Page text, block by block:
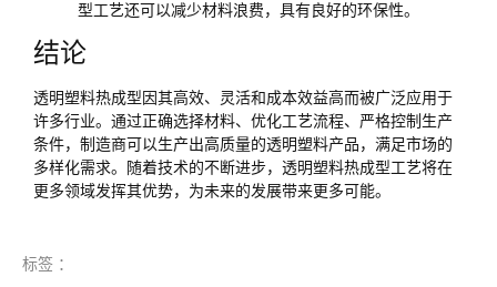
型工艺还可以减少材料浪费，具有良好的环保性。
结论
透明塑料热成型因其高效、灵活和成本效益高而被广泛应用于
许多行业。通过正确选择材料、优化工艺流程、严格控制生产
条件，制造商可以生产出高质量的透明塑料产品，满足市场的
多样化需求。随着技术的不断进步，透明塑料热成型工艺将在
更多领域发挥其优势，为未来的发展带来更多可能。
标签 ：